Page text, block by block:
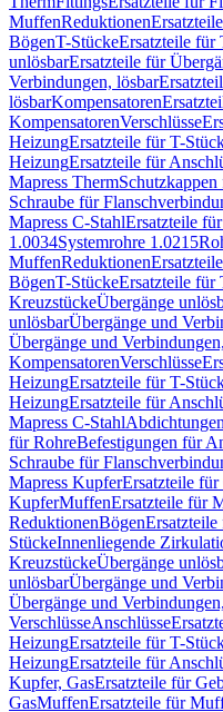
MuffenReduktionen
BögenT-StückeErsatzteile für
unlösbarErsatzteile für
Verbindungen, lösbar
lösbarKompensatoren
KompensatorenVerschlüsse
HeizungErsatzteile für T-
HeizungErsatzteile für
Mapress Therm
Schraube für
Mapress C-StahlErsatzteile
1.0034Systemrohre 1.0215
MuffenReduktionen
BögenT-StückeErsatzteile für
KreuzstückeÜbergänge
unlösbarÜbergänge und
Übergänge und
KompensatorenVerschlüsse
HeizungErsatzteile für T-
HeizungErsatzteile für
Mapress C-Stahl
für RohreBefestigungen für
Schraube für
Mapress KupferErsatzteile
KupferMuffenErsatzteile für
ReduktionenBögen
StückeInnenliegende
KreuzstückeÜbergänge
unlösbarÜbergänge und
Übergänge und
VerschlüsseAnschlüsse
HeizungErsatzteile für T-
HeizungErsatzteile für
Kupfer, GasErsatzteile für
GasMuffenErsatzteile für